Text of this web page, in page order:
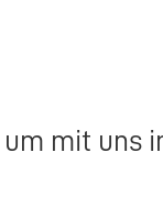
mit uns